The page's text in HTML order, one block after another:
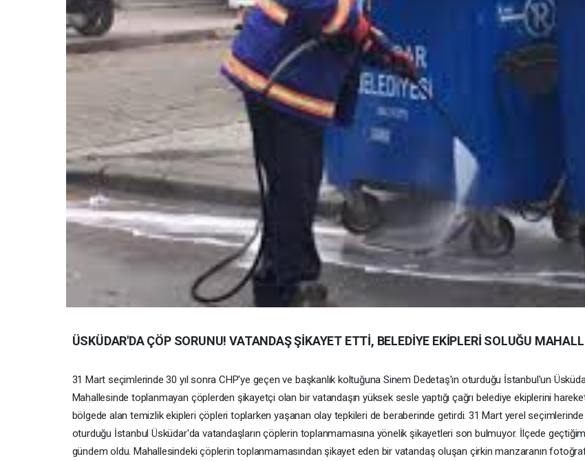
ÜSKÜDAR'DA ÇÖP SORUNU! VATANDAŞ ŞİKAYET ETTİ, BELEDİYE EKİPLERİ SOLUĞU
31 Mart seçimlerinde 30 yıl sonra CHP'ye geçen ve başkanlık koltuğuna Sinem Dedetaş'ın oturduğu İstanbul'un
Mahallesinde toplanmayan çöplerden şikayetçi olan bir vatandaşın yüksek sesle yaptığı çağrı belediye ekiplerini
bölgede alan temizlik ekipleri çöpleri toplarken yaşanan olay tepkileri de beraberinde getirdi. 31 Mart yerel seçimlerinde
oturduğu İstanbul Üsküdar'da vatandaşların çöplerin toplanmamasına yönelik şikayetleri son bulmuyor. İlçede
gündem oldu. Mahallesindeki çöplerin toplanmamasından şikayet eden bir vatandaş oluşan çirkin manzaranın